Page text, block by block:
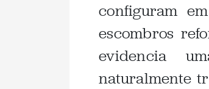
configuram
escombros
evidencia
naturalmente